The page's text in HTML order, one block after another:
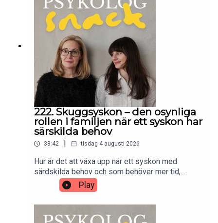
222. Skuggsyskon – den osynliga
rollen i familjen när ett syskon har
särskilda behov
38:42 tisdag 4 augusti 2026
Hur är det att växa upp när ett syskon med
särdskilda behov och som behöver mer tid,
omsorg och uppmärksamhet? I det här avsnittet
träffar vi pyskologen och författaren Johanna
Segerström som själv har vuxit upp som
skuggsyskon. Vi samtalar vi om erfarenheter,
Play